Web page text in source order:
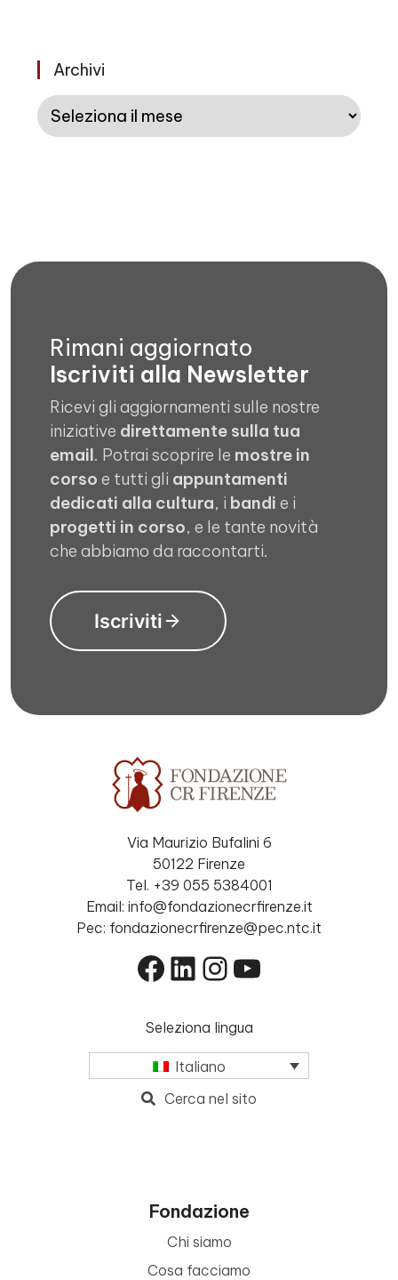
Archivi
Archivi
Rimani aggiornato
Iscriviti alla Newsletter
Ricevi gli aggiornamenti sulle nostre
iniziative direttamente sulla tua
email. Potrai scoprire le mostre in
corso e tutti gli appuntamenti
dedicati alla cultura, i bandi e i
progetti in corso, e le tante novità
che abbiamo da raccontarti.
Iscriviti
Via Maurizio Bufalini 6
50122 Firenze
Tel. +39 055 5384001
Email: info@fondazionecrfirenze.it
Pec: fondazionecrfirenze@pec.ntc.it
Facebook
LinkedIn
Instagram
YouTube
Seleziona lingua
Italiano
Cerca nel sito
Fondazione
Chi siamo
Cosa facciamo